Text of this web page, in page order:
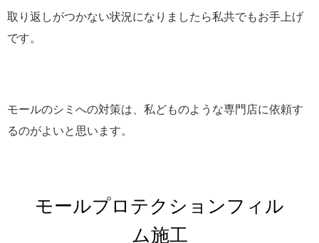
取り返しがつかない状況になりましたら私共でもお手上げ
です。
モールのシミへの対策は、私どものような専門店に依頼す
るのがよいと思います。
モールプロテクションフィル
ム施工